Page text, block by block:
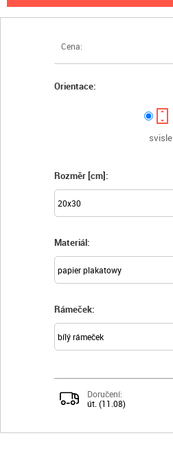
Cena:
Orientace:
svisle
Rozměr [cm]:
Materiál:
Rámeček:
Doručení:
út. (11.08)